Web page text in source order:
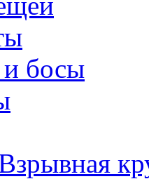
босы